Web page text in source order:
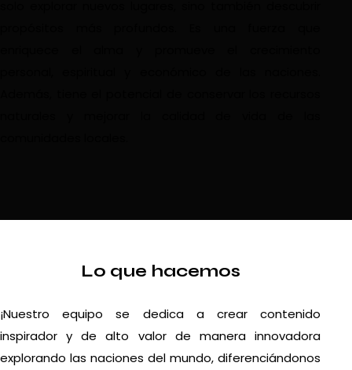
Lo que hacemos
¡Nuestro equipo se dedica a crear contenido
inspirador y de alto valor de manera innovadora
explorando las naciones del mundo, diferenciándonos